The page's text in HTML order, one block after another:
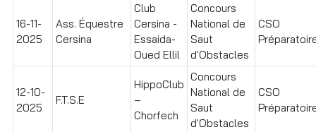
16-11-
2025
Ass. Équestre
Cersina
Club
Cersina -
Essaida-
Oued Ellil
Concours
National de
Saut
d'Obstacles
CSO
12-10-
2025
F.T.S.E
HippoClub
–
Chorfech
Concours
National de
Saut
d'Obstacles
CSO